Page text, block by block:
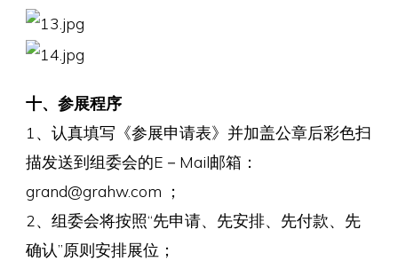
十、参展程序
1、认真填写《参展申请表》并加盖公章后彩色扫
描发送到组委会的E－Mail邮箱：
grand@grahw.com ；
2、组委会将按照“先申请、先安排、先付款、先
确认”原则安排展位；